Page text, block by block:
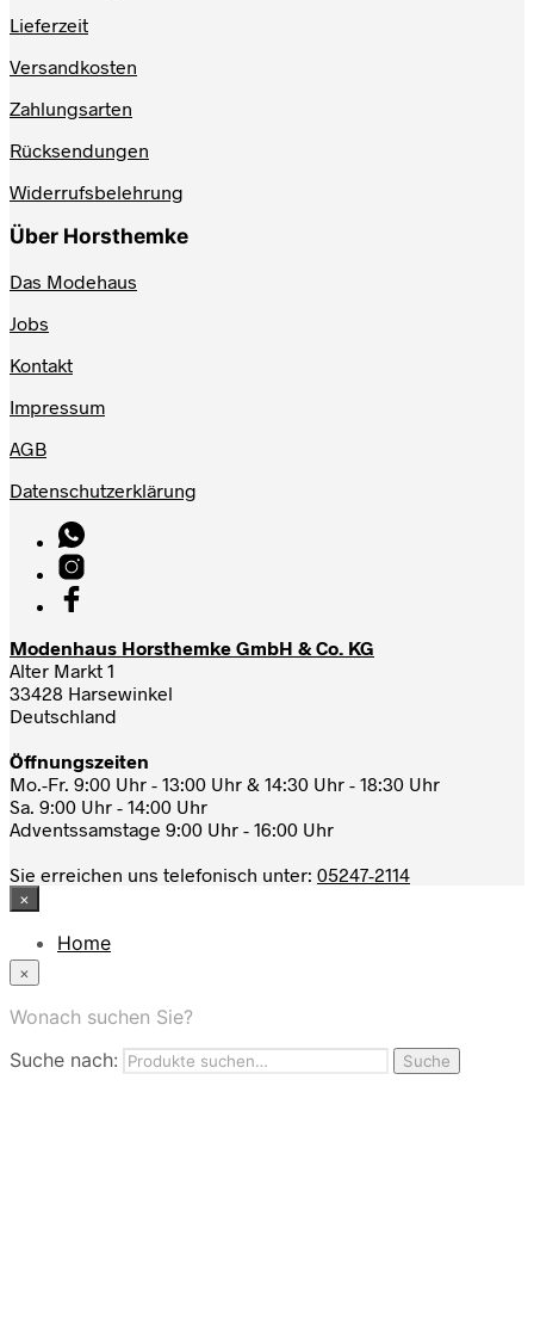
Lieferzeit
Versandkosten
Zahlungsarten
Rücksendungen
Widerrufsbelehrung
Über Horsthemke
Das Modehaus
Jobs
Kontakt
Impressum
AGB
Datenschutzerklärung
Modenhaus Horsthemke GmbH & Co. KG
Alter Markt 1
33428 Harsewinkel
Deutschland
Öffnungszeiten
Mo.-Fr. 9:00 Uhr - 13:00 Uhr & 14:30 Uhr - 18:30 Uhr
Sa. 9:00 Uhr - 14:00 Uhr
Adventssamstage 9:00 Uhr - 16:00 Uhr
Sie erreichen uns telefonisch unter: 05247-2114
×
Home
App
Nutzungbedingungen
×
Wonach suchen Sie?
Suche nach:
Suche